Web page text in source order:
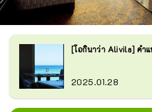
[โอกินาว่า Alivila] คำแ
2025.01.28